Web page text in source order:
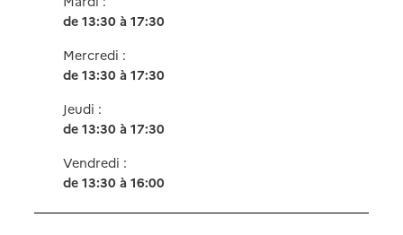
de 13:30 à 17:30
Mercredi :
de 13:30 à 17:30
Jeudi :
de 13:30 à 17:30
Vendredi :
de 13:30 à 16:00